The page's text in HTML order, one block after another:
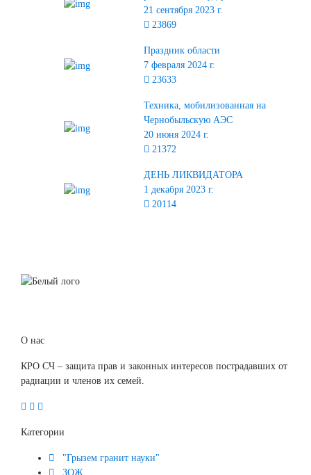
21 сентября 2023 г.
23869
Праздник области
7 февраля 2024 г.
23633
Техника, мобилизованная на
Чернобыльскую АЭС
20 июня 2024 г.
21372
ДЕНЬ ЛИКВИДАТОРА
1 декабря 2023 г.
20114
О нас
КРО СЧ – защита прав и законных интересов пострадавших от
радиации и членов их семей.
Категории
"Грызем гранит науки"
ЗОЖ